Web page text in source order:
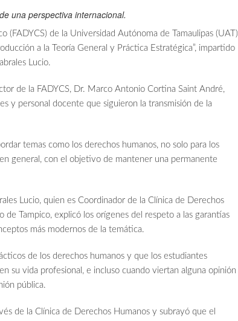
una perspectiva internacional.
(FADYCS) de la Universidad Autónoma de Tamaulipas (UAT)
a la Teoría General y Práctica Estratégica”, impartido
Lucio.
de la FADYCS, Dr. Marco Antonio Cortina Saint André,
y personal docente que siguieron la transmisión de la
temas como los derechos humanos, no solo para los
general, con el objetivo de mantener una permanente
Lucio, quien es Coordinador de la Clínica de Derechos
Tampico, explicó los orígenes del respeto a las garantías
más modernos de la temática.
de los derechos humanos y que los estudiantes
su vida profesional, e incluso cuando viertan alguna opinión
pública.
de la Clínica de Derechos Humanos y subrayó que el